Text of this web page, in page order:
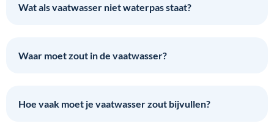
Wat als vaatwasser niet waterpas staat?
Waar moet zout in de vaatwasser?
Hoe vaak moet je vaatwasser zout bijvullen?